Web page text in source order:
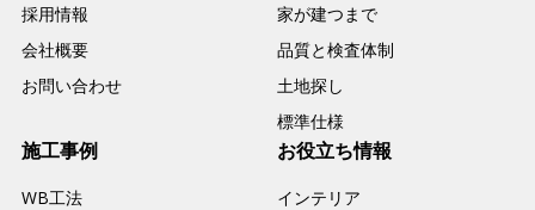
採用情報
会社概要
お問い合わせ
家が建つまで
品質と検査体制
土地探し
標準仕様
施工事例
WB工法
お役立ち情報
インテリア